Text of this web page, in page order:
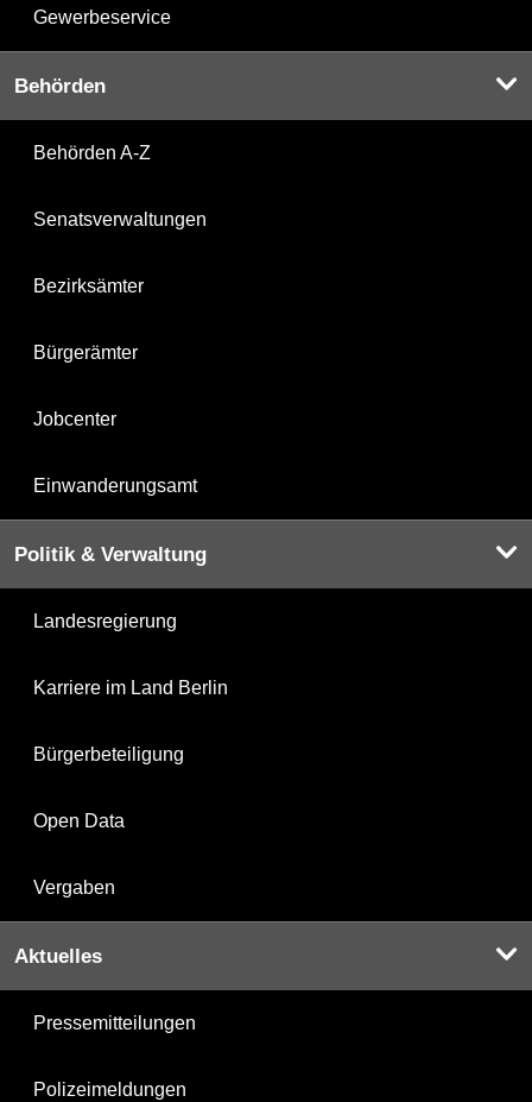
Gewerbeservice
Behörden
Behörden A-Z
Senatsverwaltungen
Bezirksämter
Bürgerämter
Jobcenter
Einwanderungsamt
Politik & Verwaltung
Landesregierung
Karriere im Land Berlin
Bürgerbeteiligung
Open Data
Vergaben
Aktuelles
Pressemitteilungen
Polizeimeldungen